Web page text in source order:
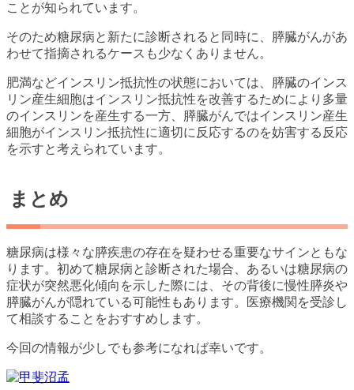
ことが知られています。
そのため糖尿病と新たに診断されると同時に、膵臓がんがあ
わせて指摘されるケースも少なくありません。
肥満などインスリン抵抗性の状態においては、膵臓のインス
リン産生細胞はインスリン抵抗性を改善するためにより多量
のインスリンを産生する一方、膵臓がんではインスリン産生
細胞がインスリン抵抗性に適切に反応するのを妨害する反応
を示すと考えられています。
まとめ
糖尿病は様々な膵疾患の存在を疑わせる重要なサインともな
ります。初めて糖尿病と診断された場合、あるいは糖尿病の
症状が突然悪化傾向を示した際には、その背後に慢性膵炎や
膵臓がんが隠れている可能性もあります。医療機関を受診し
て相談することをおすすめします。
今回の情報が少しでも参考になれば幸いです。